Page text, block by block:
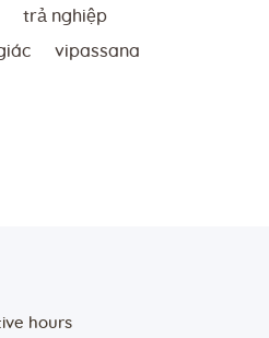
trả nghiệp
vipassana
hours